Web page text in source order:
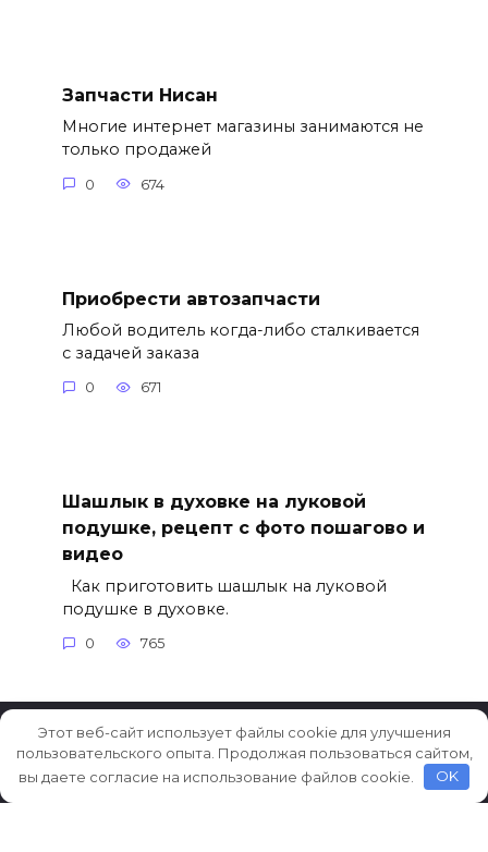
Запчасти Нисан
Многие интернет магазины занимаются не
только продажей
0 674
Приобрести автозапчасти
Любой водитель когда-либо сталкивается
с задачей заказа
0 671
Шашлык в духовке на луковой
подушке, рецепт с фото пошагово и
видео
Как приготовить шашлык на луковой
подушке в духовке.
0 765
© 2026 Рецепты на каждый день
Этот веб-сайт использует файлы cookie для улучшения
пользовательского опыта. Продолжая пользоваться сайтом,
вы даете согласие на использование файлов cookie.
OK